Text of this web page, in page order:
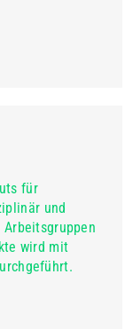
für
und
wird mit